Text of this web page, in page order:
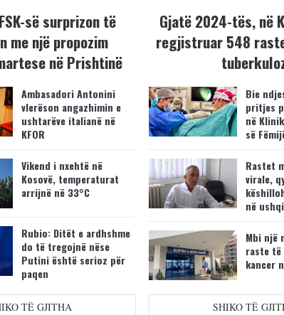
së surprizon të
me një propozim
në Prishtinë
Ambasadori Antonini
vlerëson angazhimin e
ushtarëve italianë në
KFOR
Vikend i nxehtë në
Kosovë, temperaturat
arrijnë në 33°C
Rubio: Ditët e ardhshme
do të tregojnë nëse
Putini është serioz për
paqen
TË GJITHA
Gjatë 2024-tës, në
regjistruar 548
Bie
pritjes
në
së
Rastet
virale,
në
Mbi një
raste
kancer
SHIKO TË